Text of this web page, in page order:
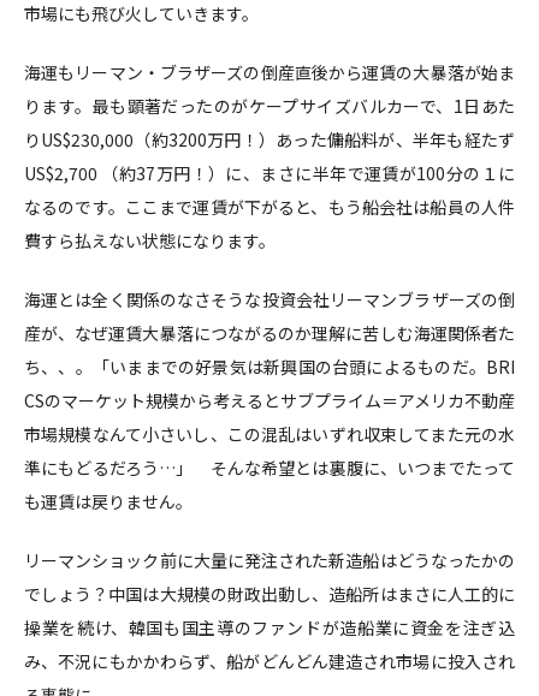
市場にも飛び火していきます。
海運もリーマン・ブラザーズの倒産直後から運賃の大暴落が始ま
ります。最も顕著だったのがケープサイズバルカーで、1日あた
りUS$230,000（約3200万円！）あった傭船料が、半年も経たず
US$2,700 （約37万円！）に、まさに半年で運賃が100分の１に
なるのです。ここまで運賃が下がると、もう船会社は船員の人件
費すら払えない状態になります。
海運とは全く関係のなさそうな投資会社リーマンブラザーズの倒
産が、なぜ運賃大暴落につながるのか理解に苦しむ海運関係者た
ち、、。「いままでの好景気は新興国の台頭によるものだ。BRI
CSのマーケット規模から考えるとサブプライム＝アメリカ不動産
市場規模なんて小さいし、この混乱はいずれ収束してまた元の水
準にもどるだろう…」 そんな希望とは裏腹に、いつまでたって
も運賃は戻りません。
リーマンショック前に大量に発注された新造船はどうなったかの
でしょう？中国は大規模の財政出動し、造船所はまさに人工的に
操業を続け、韓国も国主導のファンドが造船業に資金を注ぎ込
み、不況にもかかわらず、船がどんどん建造され市場に投入され